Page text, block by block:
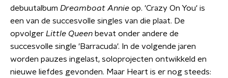
debuutalbum Dreamboat Annie op. 'Crazy On You' is
een van de succesvolle singles van die plaat. De
opvolger Little Queen bevat onder andere de
succesvolle single 'Barracuda'. In de volgende jaren
worden pauzes ingelast, soloprojecten ontwikkeld en
nieuwe liefdes gevonden. Maar Heart is er nog steeds: